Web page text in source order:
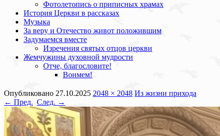
Фотолетопись о приписных храмах
История Церкви в рассказах
Музыка
За веру и Отечество живот положившим
Задумаемся вместе
Изречения святых отцов церкви
Жемчужины духовной мудрости
Отче, благословите!
Вонмем!
Опубликовано 27.10.2025 2048 × 2048 Из жизни прихода
← Пред. След. →